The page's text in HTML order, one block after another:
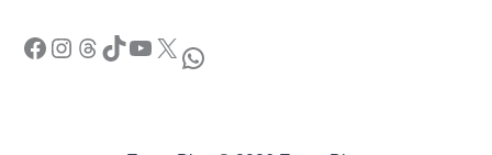
Facebook Instagram Threads TikTok YouTube X WhatsApp